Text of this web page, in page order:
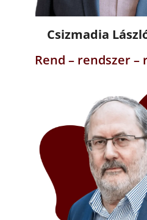
Csizmadia
Rend – rendszer –